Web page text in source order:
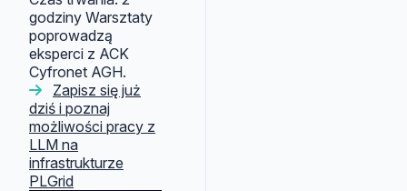
godziny Warsztaty
poprowadzą
eksperci z ACK
Cyfronet AGH.
Zapisz się już
dziś i poznaj
możliwości pracy z
LLM na
infrastrukturze
PLGrid